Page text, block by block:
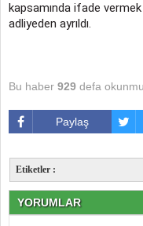
kapsamında ifade
adliyeden ayrıldı.
Bu haber 929 defa
Paylaş
Etiketler :
YORUMLAR